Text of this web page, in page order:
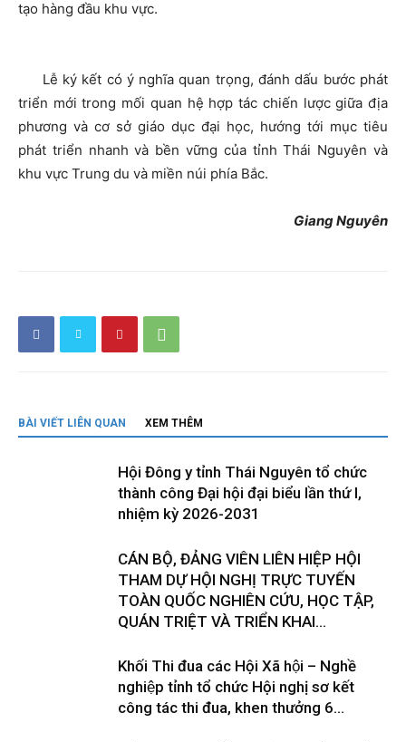
tạo hàng đầu khu vực.
Lễ ký kết có ý nghĩa quan trọng, đánh dấu bước phát
triển mới trong mối quan hệ hợp tác chiến lược giữa địa
phương và cơ sở giáo dục đại học, hướng tới mục tiêu
phát triển nhanh và bền vững của tỉnh Thái Nguyên và
khu vực Trung du và miền núi phía Bắc.
Giang Nguyên
BÀI VIẾT LIÊN QUAN XEM THÊM
Hội Đông y tỉnh Thái Nguyên tổ chức
thành công Đại hội đại biểu lần thứ I,
nhiệm kỳ 2026-2031
CÁN BỘ, ĐẢNG VIÊN LIÊN HIỆP HỘI
THAM DỰ HỘI NGHỊ TRỰC TUYẾN
TOÀN QUỐC NGHIÊN CỨU, HỌC TẬP,
QUÁN TRIỆT VÀ TRIỂN KHAI...
Khối Thi đua các Hội Xã hội – Nghề
nghiệp tỉnh tổ chức Hội nghị sơ kết
công tác thi đua, khen thưởng 6...